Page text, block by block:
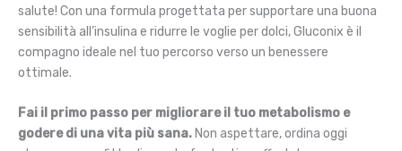
salute! Con una formula progettata per supportare una buona
sensibilità all’insulina e ridurre le voglie per dolci, Gluconix è il
compagno ideale nel tuo percorso verso un benessere
ottimale.
Fai il primo passo per migliorare il tuo metabolismo e
godere di una vita più sana.Non aspettare, ordina oggi